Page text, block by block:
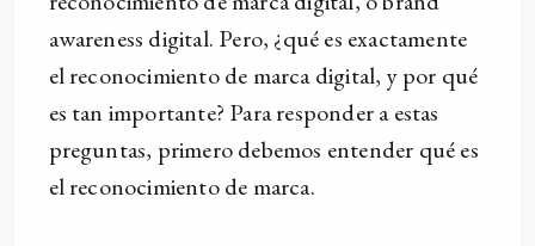
awareness digital. Pero, ¿qué es exactamente
el reconocimiento de marca digital, y por qué
es tan importante? Para responder a estas
preguntas, primero debemos entender qué es
el reconocimiento de marca.